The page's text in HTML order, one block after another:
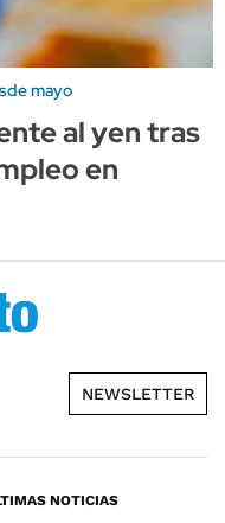
mayo
al yen tras
en
NEWSLETTER
NOTICIAS